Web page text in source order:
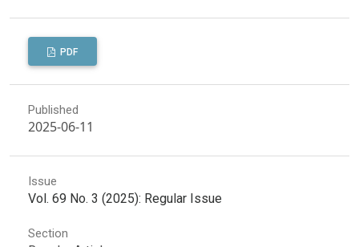
PDF
Published
2025-06-11
Issue
Vol. 69 No. 3 (2025): Regular Issue
Section